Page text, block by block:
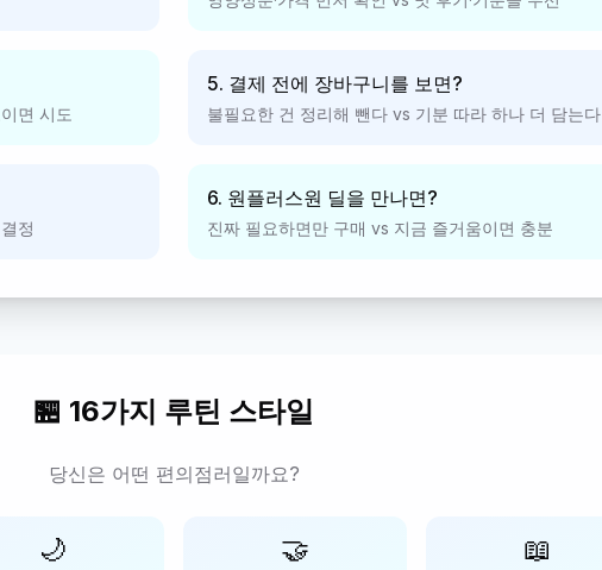
면 시도
정
5. 결제 전에 장바구니를 보면?
불필요한 건 정리해 뺀다 vs 기분 따라 하나 더 담는다
6. 원플러스원 딜을 만나면?
진짜 필요하면만 구매 vs 지금 즐거움이면 충분
🏪 16가지 루틴 스타일
당신은 어떤 편의점러일까요?
🌙 🤝 📖